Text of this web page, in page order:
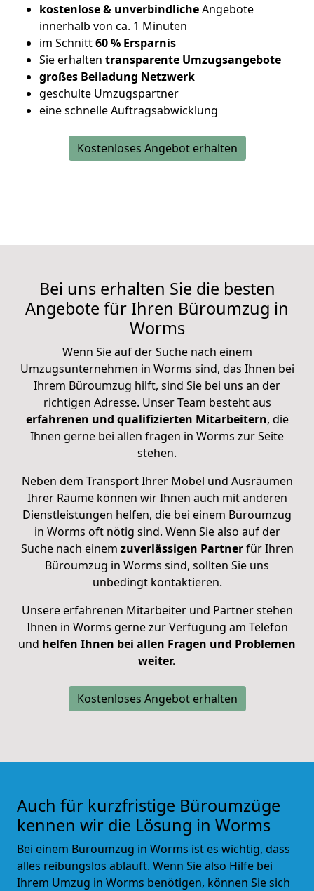
kostenlose & unverbindlicheAngebote
innerhalb von ca. 1 Minuten
im Schnitt60 % Ersparnis
Sie erhalten transparente Umzugsangebote
großes Beiladung Netzwerk
geschulte Umzugspartner
eine schnelle Auftragsabwicklung
Kostenloses Angebot erhalten
Bei uns erhalten Sie die besten
Angebote für Ihren Büroumzug in
Worms
Wenn Sie auf der Suche nach einem
Umzugsunternehmen in Worms sind, das Ihnen bei
Ihrem Büroumzug hilft, sind Sie bei uns an der
richtigen Adresse. Unser Team besteht aus
erfahrenen und qualifizierten Mitarbeitern, die
Ihnen gerne bei allen fragen in Worms zur Seite
stehen.
Neben dem Transport Ihrer Möbel und Ausräumen
Ihrer Räume können wir Ihnen auch mit anderen
Dienstleistungen helfen, die bei einem Büroumzug
in Worms oft nötig sind. Wenn Sie also auf der
Suche nach einem zuverlässigen Partnerfür Ihren
Büroumzug in Worms sind, sollten Sie uns
unbedingt kontaktieren.
Unsere erfahrenen Mitarbeiter und Partner stehen
Ihnen in Worms gerne zur Verfügung am Telefon
und helfen Ihnen bei allen Fragen und Problemen
weiter.
Kostenloses Angebot erhalten
Auch für kurzfristige Büroumzüge
kennen wir die Lösung in Worms
Bei einem Büroumzug in Worms ist es wichtig, dass
alles reibungslos abläuft. Wenn Sie also Hilfe bei
Ihrem Umzug in Worms benötigen, können Sie sich